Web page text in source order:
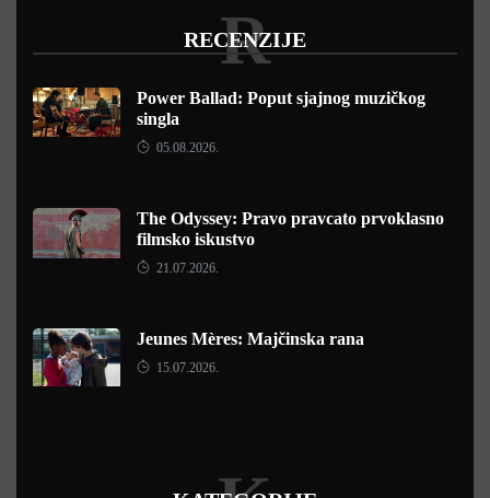
RECENZIJE
R
Power Ballad: Poput sjajnog muzičkog
singla
05.08.2026.
The Odyssey: Pravo pravcato prvoklasno
filmsko iskustvo
21.07.2026.
Jeunes Mères: Majčinska rana
15.07.2026.